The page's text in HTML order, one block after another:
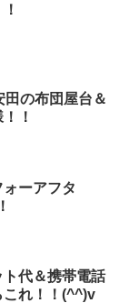
の布団屋台＆
！
ーアフタ
代＆携帯電話
これ！！(^^)v